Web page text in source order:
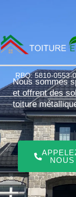
contenu
RBQ: 5810-0553-
Nous sommes
et offrent des
toiture
NOUS